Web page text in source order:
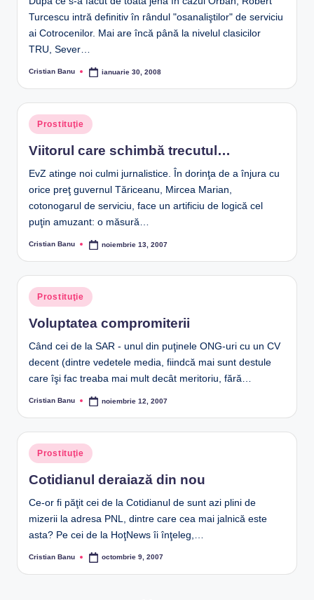
Turcescu intră definitiv în rândul "osanaliştilor" de serviciu
ai Cotrocenilor. Mai are încă până la nivelul clasicilor
TRU, Sever…
Posted
Cristian Banu ianuarie 30, 2008
Posted
in
Prostituţie
Viitorul care schimbă trecutul…
EvZ atinge noi culmi jurnalistice. În dorinţa de a înjura cu
orice preţ guvernul Tăriceanu, Mircea Marian,
cotonogarul de serviciu, face un artificiu de logică cel
puţin amuzant: o măsură…
Posted
Cristian Banu noiembrie 13, 2007
Posted
in
Prostituţie
Voluptatea compromiterii
Când cei de la SAR - unul din puţinele ONG-uri cu un CV
decent (dintre vedetele media, fiindcă mai sunt destule
care îşi fac treaba mai mult decât meritoriu, fără…
Posted
Cristian Banu noiembrie 12, 2007
Posted
in
Prostituţie
Cotidianul deraiază din nou
Ce-or fi păţit cei de la Cotidianul de sunt azi plini de
mizerii la adresa PNL, dintre care cea mai jalnică este
asta? Pe cei de la HoţNews îi înţeleg,…
Posted
Cristian Banu octombrie 9, 2007